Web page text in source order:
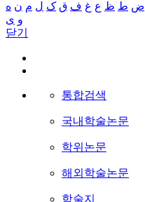
ض ط ظ ع غ ف ق ک ل م ن ه
و ی
닫기
통합검색
국내학술논문
학위논문
해외학술논문
학술지